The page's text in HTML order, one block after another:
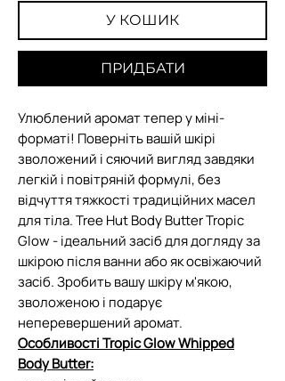
У КОШИК
ПРИДБАТИ
Улюблений аромат тепер у міні-
форматі! Поверніть вашій шкірі
зволожений і сяючий вигляд завдяки
легкій і повітряній формулі, без
відчуття тяжкості традиційних масел
для тіла. Tree Hut Body Butter Tropic
Glow - ідеальний засіб для догляду за
шкірою після ванни або як освіжаючий
засіб. Зробить вашу шкіру м'якою,
зволоженою і подарує
неперевершений аромат.
Особливості Tropic Glow Whipped
Body Butter: